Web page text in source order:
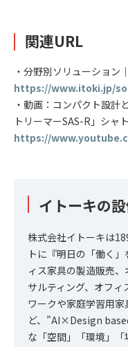
関連URL
・分野別ソリューション
https://www.itoki.jp/
・動画：コンパクト設計
トリーマーSAS-R」シャ
https://
イトーキの
株式会社イトーキは
トに『明日の「働く
ィス家具の製造販売
サルティング、オフ
ワークや家庭学習用
ど、”AI×Design
な「空間」「環境」「